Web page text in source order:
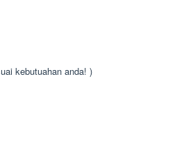
kebutuahan anda! )